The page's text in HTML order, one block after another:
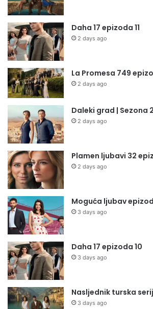
Daha 17 epizoda 11
2 days ago
La Promesa 749
2 days ago
Daleki grad | Sezona
2 days ago
Plamen ljubavi 32
2 days ago
Moguća ljubav
3 days ago
Daha 17 epizoda 10
3 days ago
Nasljednik turska
3 days ago